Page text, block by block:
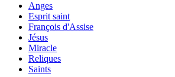
Anges
Esprit saint
François d'Assise
Jésus
Miracle
Reliques
Saints